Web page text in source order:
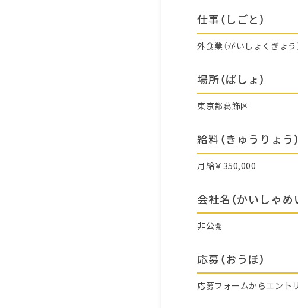
仕事（しごと）
外食業（がいしょくぎょう
場所（ばしょ）
東京都葛飾区
給料（きゅうりょう）
月給￥350,000
会社名（かいしゃめ
非公開
応募（おうぼ）
応募フォームからエント